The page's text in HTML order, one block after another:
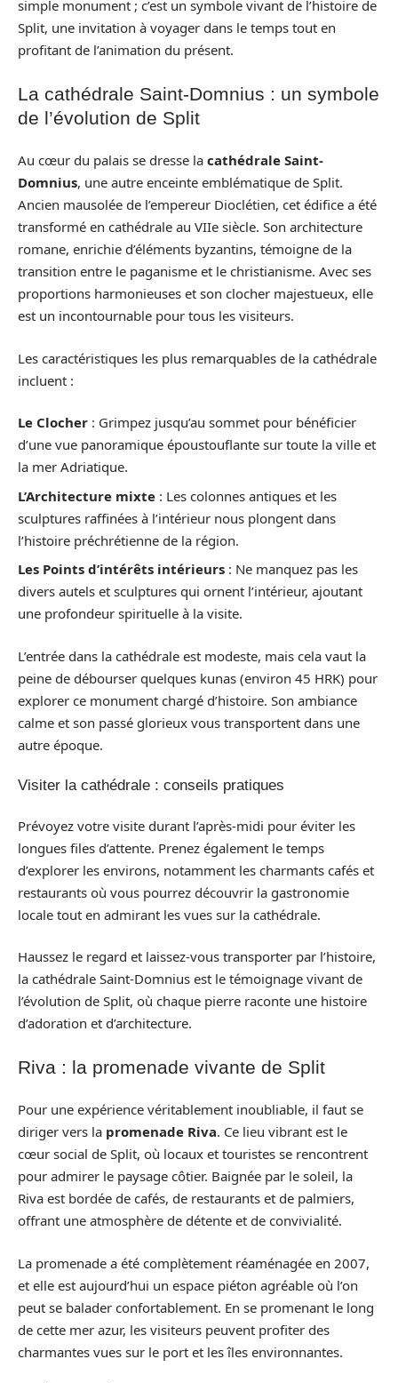
simple monument ; c’est un symbole vivant de l’histoire de
Split, une invitation à voyager dans le temps tout en
profitant de l’animation du présent.
La cathédrale Saint-Domnius : un symbole
de l’évolution de Split
Au cœur du palais se dresse la cathédrale Saint-
Domnius, une autre enceinte emblématique de Split.
Ancien mausolée de l’empereur Dioclétien, cet édifice a été
transformé en cathédrale au VIIe siècle. Son architecture
romane, enrichie d’éléments byzantins, témoigne de la
transition entre le paganisme et le christianisme. Avec ses
proportions harmonieuses et son clocher majestueux, elle
est un incontournable pour tous les visiteurs.
Les caractéristiques les plus remarquables de la cathédrale
incluent :
Le Clocher : Grimpez jusqu’au sommet pour bénéficier
d’une vue panoramique époustouflante sur toute la ville et
la mer Adriatique.
L’Architecture mixte : Les colonnes antiques et les
sculptures raffinées à l’intérieur nous plongent dans
l’histoire préchrétienne de la région.
Les Points d’intérêts intérieurs : Ne manquez pas les
divers autels et sculptures qui ornent l’intérieur, ajoutant
une profondeur spirituelle à la visite.
L’entrée dans la cathédrale est modeste, mais cela vaut la
peine de débourser quelques kunas (environ 45 HRK) pour
explorer ce monument chargé d’histoire. Son ambiance
calme et son passé glorieux vous transportent dans une
autre époque.
Visiter la cathédrale : conseils pratiques
Prévoyez votre visite durant l’après-midi pour éviter les
longues files d’attente. Prenez également le temps
d’explorer les environs, notamment les charmants cafés et
restaurants où vous pourrez découvrir la gastronomie
locale tout en admirant les vues sur la cathédrale.
Haussez le regard et laissez-vous transporter par l’histoire,
la cathédrale Saint-Domnius est le témoignage vivant de
l’évolution de Split, où chaque pierre raconte une histoire
d’adoration et d’architecture.
Riva : la promenade vivante de Split
Pour une expérience véritablement inoubliable, il faut se
diriger vers la promenade Riva. Ce lieu vibrant est le
cœur social de Split, où locaux et touristes se rencontrent
pour admirer le paysage côtier. Baignée par le soleil, la
Riva est bordée de cafés, de restaurants et de palmiers,
offrant une atmosphère de détente et de convivialité.
La promenade a été complètement réaménagée en 2007,
et elle est aujourd’hui un espace piéton agréable où l’on
peut se balader confortablement. En se promenant le long
de cette mer azur, les visiteurs peuvent profiter des
charmantes vues sur le port et les îles environnantes.